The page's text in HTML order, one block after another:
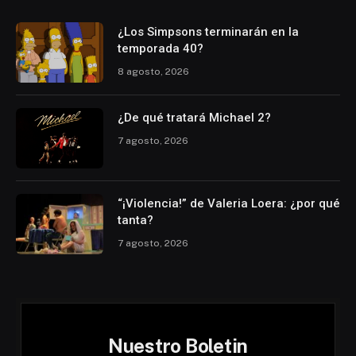
¿Los Simpsons terminarán en la
temporada 40?
8 agosto, 2026
¿De qué tratará Michael 2?
7 agosto, 2026
“¡Violencia!” de Valeria Loera: ¿por qué
tanta?
7 agosto, 2026
Nuestro Boletin